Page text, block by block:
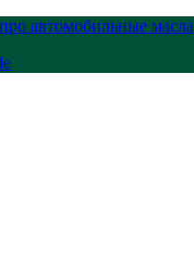
автомобильные масла